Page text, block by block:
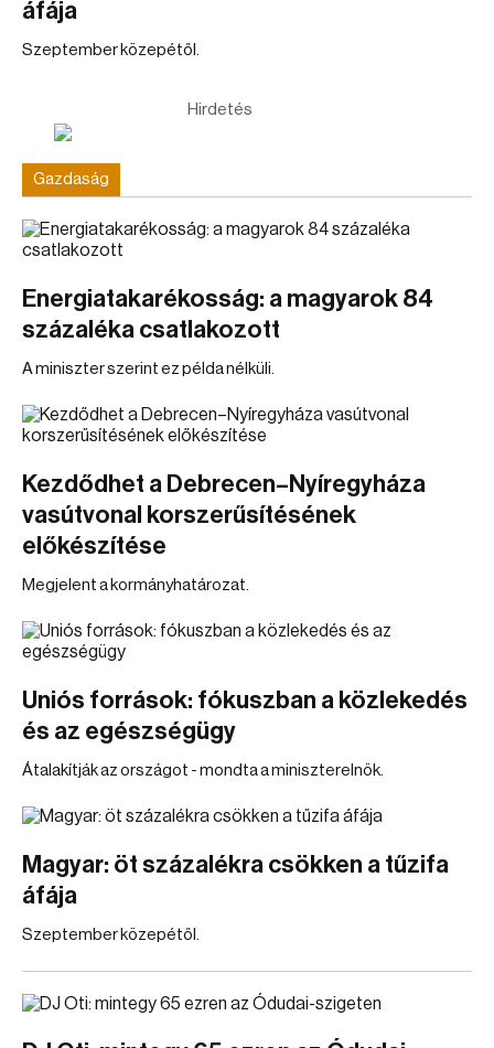
áfája
Szeptember közepétől.
Hirdetés
Gazdaság
Energiatakarékosság: a magyarok 84
százaléka csatlakozott
A miniszter szerint ez példa nélküli.
Kezdődhet a Debrecen–Nyíregyháza
vasútvonal korszerűsítésének
előkészítése
Megjelent a kormányhatározat.
Uniós források: fókuszban a közlekedés
és az egészségügy
Átalakítják az országot - mondta a miniszterelnök.
Magyar: öt százalékra csökken a tűzifa
áfája
Szeptember közepétől.